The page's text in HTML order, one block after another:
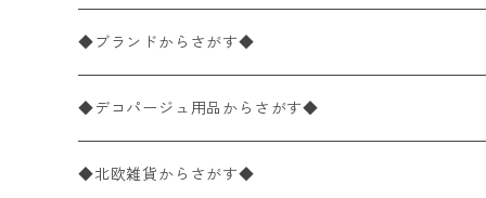
ペーパーナプキン20枚入りパック
ペーパーナプキン10枚入りパック
ライスペーパー
バラ売り
パック売り
25×25cm（カクテルサイズ）
バラ売り
パック売り
40×40cm（ディナーサイズ）
バラ売り
21×21cm（ポケットサイズ）
花柄
植物・グリーン柄
動物・鳥・昆虫・蝶柄
◆ブランドからさがす◆
ドイツ製 IHR/イア
ランチサイズ
ドイツ製 Ambiente/アンビエンテ
◆デコパージュ用品からさがす◆
デコパージュ液
◆北欧雑貨からさがす◆